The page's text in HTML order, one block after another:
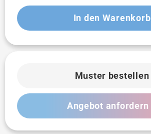
In den Warenkorb
Muster bestellen
Angebot anfordern